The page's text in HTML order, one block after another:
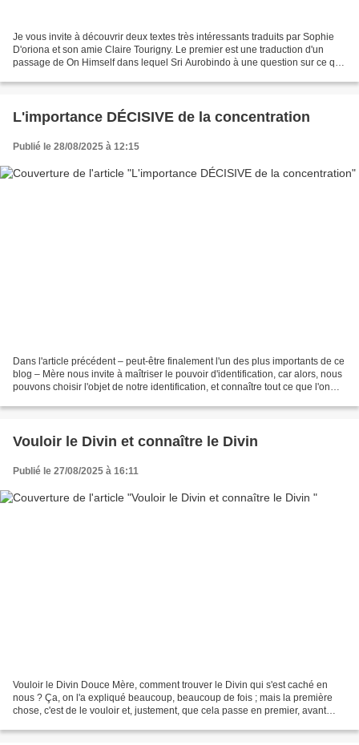
Je vous invite à découvrir deux textes très intéressants traduits par Sophie
D'oriona et son amie Claire Tourigny. Le premier est une traduction d'un
passage de On Himself dans lequel Sri Aurobindo à une question sur ce que
L'importance DÉCISIVE de la concentration
Publié le 28/08/2025 à 12:15
Dans l'article précédent – peut-être finalement l'un des plus importants de ce
blog – Mère nous invite à maîtriser le pouvoir d'identification, car alors, nous
pouvons choisir l'objet de notre identification, et connaître tout ce que l'on
Vouloir le Divin et connaître le Divin
Publié le 27/08/2025 à 16:11
Vouloir le Divin Douce Mère, comment trouver le Divin qui s'est caché en
nous ? Ça, on l'a expliqué beaucoup, beaucoup de fois ; mais la première
chose, c'est de le vouloir et, justement, que cela passe en premier, avant